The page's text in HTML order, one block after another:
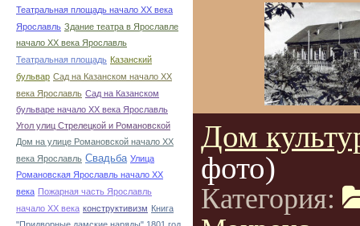
Театральная площадь начало ХХ века
Ярославль Здание театра в Ярославле
начало ХХ века Ярославль
Театральная площадь Казанский
бульвар Сад на Казанском начало ХХ
века Ярославль Сад на Казанском
бульваре начало ХХ века Ярославль
Угол улиц Стрелецкой и Романовской
Дом на улице Романовской начало ХХ
века Ярославль Свадьба Улица
Романовская Ярославль начало ХХ
века Пожарная часть Ярославль
начало ХХ века конструктивизм Книга
Дом
фото)
Категория: